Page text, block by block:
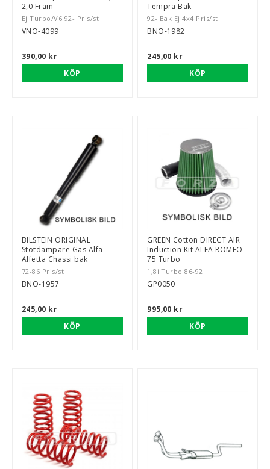
2,0 Fram
Ej Turbo/V6 92- Pris/st
VNO-4099
390,00 kr
KÖP
Tempra Bak
92- Bak Ej 4x4 Pris/st
BNO-1982
245,00 kr
KÖP
BILSTEIN ORIGINAL
Stötdämpare Gas Alfa
Alfetta Chassi bak
72-86 Pris/st
BNO-1957
245,00 kr
KÖP
GREEN Cotton DIRECT AIR
Induction Kit ALFA ROMEO
75 Turbo
1,8i Turbo 86-92
GP0050
995,00 kr
KÖP